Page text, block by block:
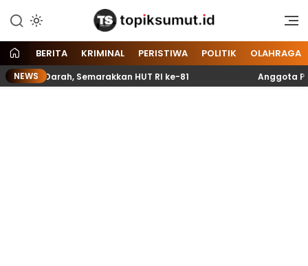
Topik Sumut
Memberitakan Seputar
dan Nasional
BERITA KRIMINAL PERISTIWA POLITIK OLAHRAGA
NEWSSemarakkan HUT RI ke-81 Anggota